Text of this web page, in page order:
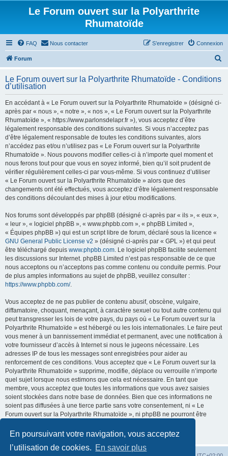
En poursuivant votre navigation, vous acceptez
l’utilisation de cookies. En savoir plus
Le Forum ouvert sur la Polyarthrite
Rhumatoïde
FAQ Nous contacter Connexion
S’enregistrer
Forum
h
Le Forum ouvert sur la Polyarthrite Rhumatoïde - Conditions
d’utilisation
En accédant à « Le Forum ouvert sur la Polyarthrite Rhumatoïde » (désigné ci-
après par « nous », « notre », « nos », « Le Forum ouvert sur la Polyarthrite
Rhumatoïde », « https://www.parlonsdelapr.fr »), vous acceptez d’être
légalement responsable des conditions suivantes. Si vous n’acceptez pas
d’être légalement responsable de toutes les conditions suivantes, alors
n’accédez pas et/ou n’utilisez pas « Le Forum ouvert sur la Polyarthrite
Rhumatoïde ». Nous pouvons modifier celles-ci à n’importe quel moment et
nous ferons tout pour que vous en soyez informé, bien qu’il soit prudent de
vérifier régulièrement celles-ci par vous-même. Si vous continuez d’utiliser
« Le Forum ouvert sur la Polyarthrite Rhumatoïde » alors que des
changements ont été effectués, vous acceptez d’être légalement responsable
des conditions découlant des mises à jour et/ou modifications.
Nos forums sont développés par phpBB (désigné ci-après par « ils », « eux »,
« leur », « logiciel phpBB », « www.phpbb.com », « phpBB Limited »,
« Équipes phpBB ») qui est un script libre de forum, déclaré sous la licence «
GNU General Public License v2 » (désigné ci-après par « GPL ») et qui peut
être téléchargé depuis www.phpbb.com. Le logiciel phpBB facilite seulement
les discussions sur Internet. phpBB Limited n’est pas responsable de ce que
nous acceptons ou n’acceptons pas comme contenu ou conduite permis. Pour
de plus amples informations au sujet de phpBB, veuillez consulter :
https://www.phpbb.com/.
Vous acceptez de ne pas publier de contenu abusif, obscène, vulgaire,
diffamatoire, choquant, menaçant, à caractère sexuel ou tout autre contenu qui
peut transgresser les lois de votre pays, du pays où « Le Forum ouvert sur la
Polyarthrite Rhumatoïde » est hébergé ou les lois internationales. Le faire peut
vous mener à un bannissement immédiat et permanent, avec une notification à
votre fournisseur d’accès à Internet si nous le jugeons nécessaire. Les
adresses IP de tous les messages sont enregistrées pour aider au
renforcement de ces conditions. Vous acceptez que « Le Forum ouvert sur la
Polyarthrite Rhumatoïde » supprime, modifie, déplace ou verrouille n’importe
quel sujet lorsque nous estimons que cela est nécessaire. En tant que
membre, vous acceptez que toutes les informations que vous avez saisies
soient stockées dans notre base de données. Bien que ces informations ne
soient pas diffusées à une tierce partie sans votre consentement, ni « Le
Forum ouvert sur la Polyarthrite Rhumatoïde », ni phpBB ne pourront être
compromettre les données.